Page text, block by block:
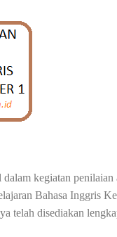
kegiatan penilaian
Bahasa Inggris
telah disediakan